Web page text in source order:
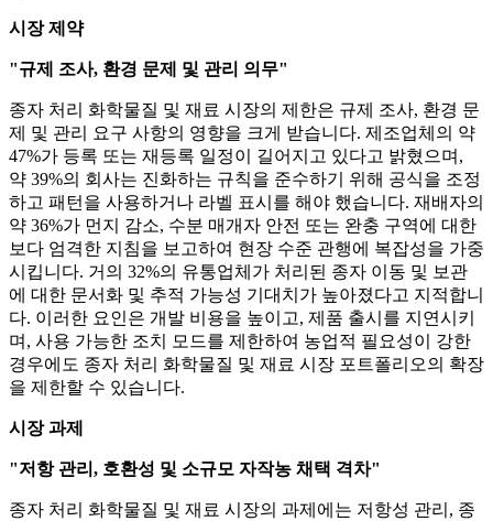
시장 제약
"규제 조사, 환경 문제 및 관리 의무"
종자 처리 화학물질 및 재료 시장의 제한은 규제 조사, 환경 문
제 및 관리 요구 사항의 영향을 크게 받습니다. 제조업체의 약
47%가 등록 또는 재등록 일정이 길어지고 있다고 밝혔으며,
약 39%의 회사는 진화하는 규칙을 준수하기 위해 공식을 조정
하고 패턴을 사용하거나 라벨 표시를 해야 했습니다. 재배자의
약 36%가 먼지 감소, 수분 매개자 안전 또는 완충 구역에 대한
보다 엄격한 지침을 보고하여 현장 수준 관행에 복잡성을 가중
시킵니다. 거의 32%의 유통업체가 처리된 종자 이동 및 보관
에 대한 문서화 및 추적 가능성 기대치가 높아졌다고 지적합니
다. 이러한 요인은 개발 비용을 높이고, 제품 출시를 지연시키
며, 사용 가능한 조치 모드를 제한하여 농업적 필요성이 강한
경우에도 종자 처리 화학물질 및 재료 시장 포트폴리오의 확장
을 제한할 수 있습니다.
시장 과제
"저항 관리, 호환성 및 소규모 자작농 채택 격차"
종자 처리 화학물질 및 재료 시장의 과제에는 저항성 관리, 종